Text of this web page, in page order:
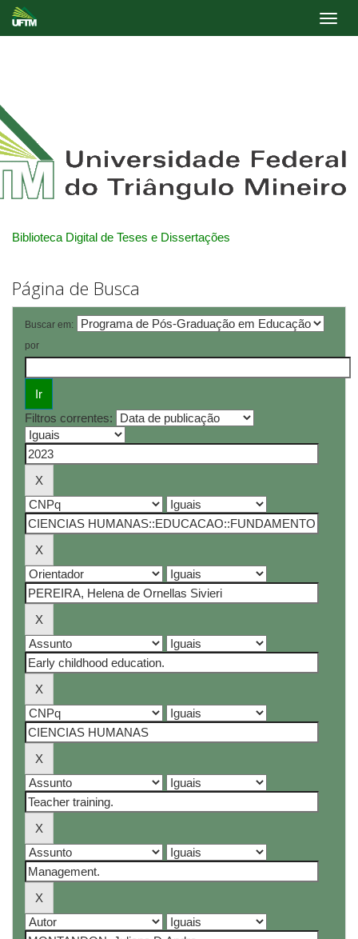
Biblioteca Digital de Teses e Dissertações
Página de Busca
Buscar em:
por
Filtros correntes: